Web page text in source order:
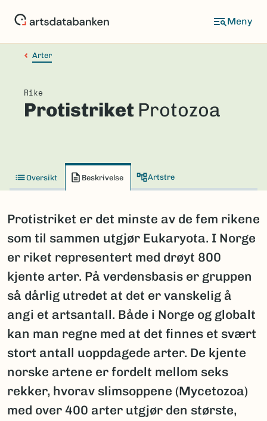
Arter
Rike
Protistriket Protozoa
Oversikt Beskrivelse Artstre
Protistriket er det minste av de fem rikene
som til sammen utgjør Eukaryota. I Norge
er riket representert med drøyt 800
kjente arter. På verdensbasis er gruppen
så dårlig utredet at det er vanskelig å
angi et artsantall. Både i Norge og globalt
kan man regne med at det finnes et svært
stort antall uoppdagede arter. De kjente
norske artene er fordelt mellom seks
rekker, hvorav slimsoppene (Mycetozoa)
med over 400 arter utgjør den største,